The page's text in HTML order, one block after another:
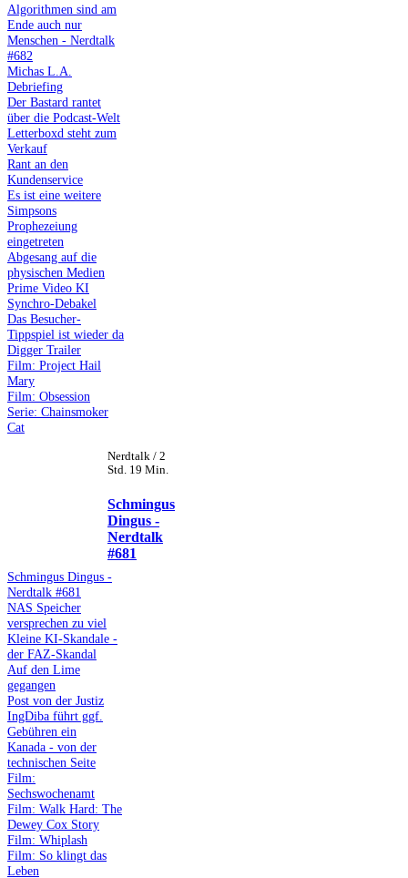
Algorithmen sind am
Ende auch nur
Menschen - Nerdtalk
#682
Michas L.A.
Debriefing
Der Bastard rantet
über die Podcast-Welt
Letterboxd steht zum
Verkauf
Rant an den
Kundenservice
Es ist eine weitere
Simpsons
Prophezeiung
eingetreten
Abgesang auf die
physischen Medien
Prime Video KI
Synchro-Debakel
Das Besucher-
Tippspiel ist wieder da
Digger Trailer
Film: Project Hail
Mary
Film: Obsession
Serie: Chainsmoker
Cat
Nerdtalk / 2
Std. 19 Min.
Schmingus
Dingus -
Nerdtalk
#681
Schmingus Dingus -
Nerdtalk #681
NAS Speicher
versprechen zu viel
Kleine KI-Skandale -
der FAZ-Skandal
Auf den Lime
gegangen
Post von der Justiz
IngDiba führt ggf.
Gebühren ein
Kanada - von der
technischen Seite
Film:
Sechswochenamt
Film: Walk Hard: The
Dewey Cox Story
Film: Whiplash
Film: So klingt das
Leben